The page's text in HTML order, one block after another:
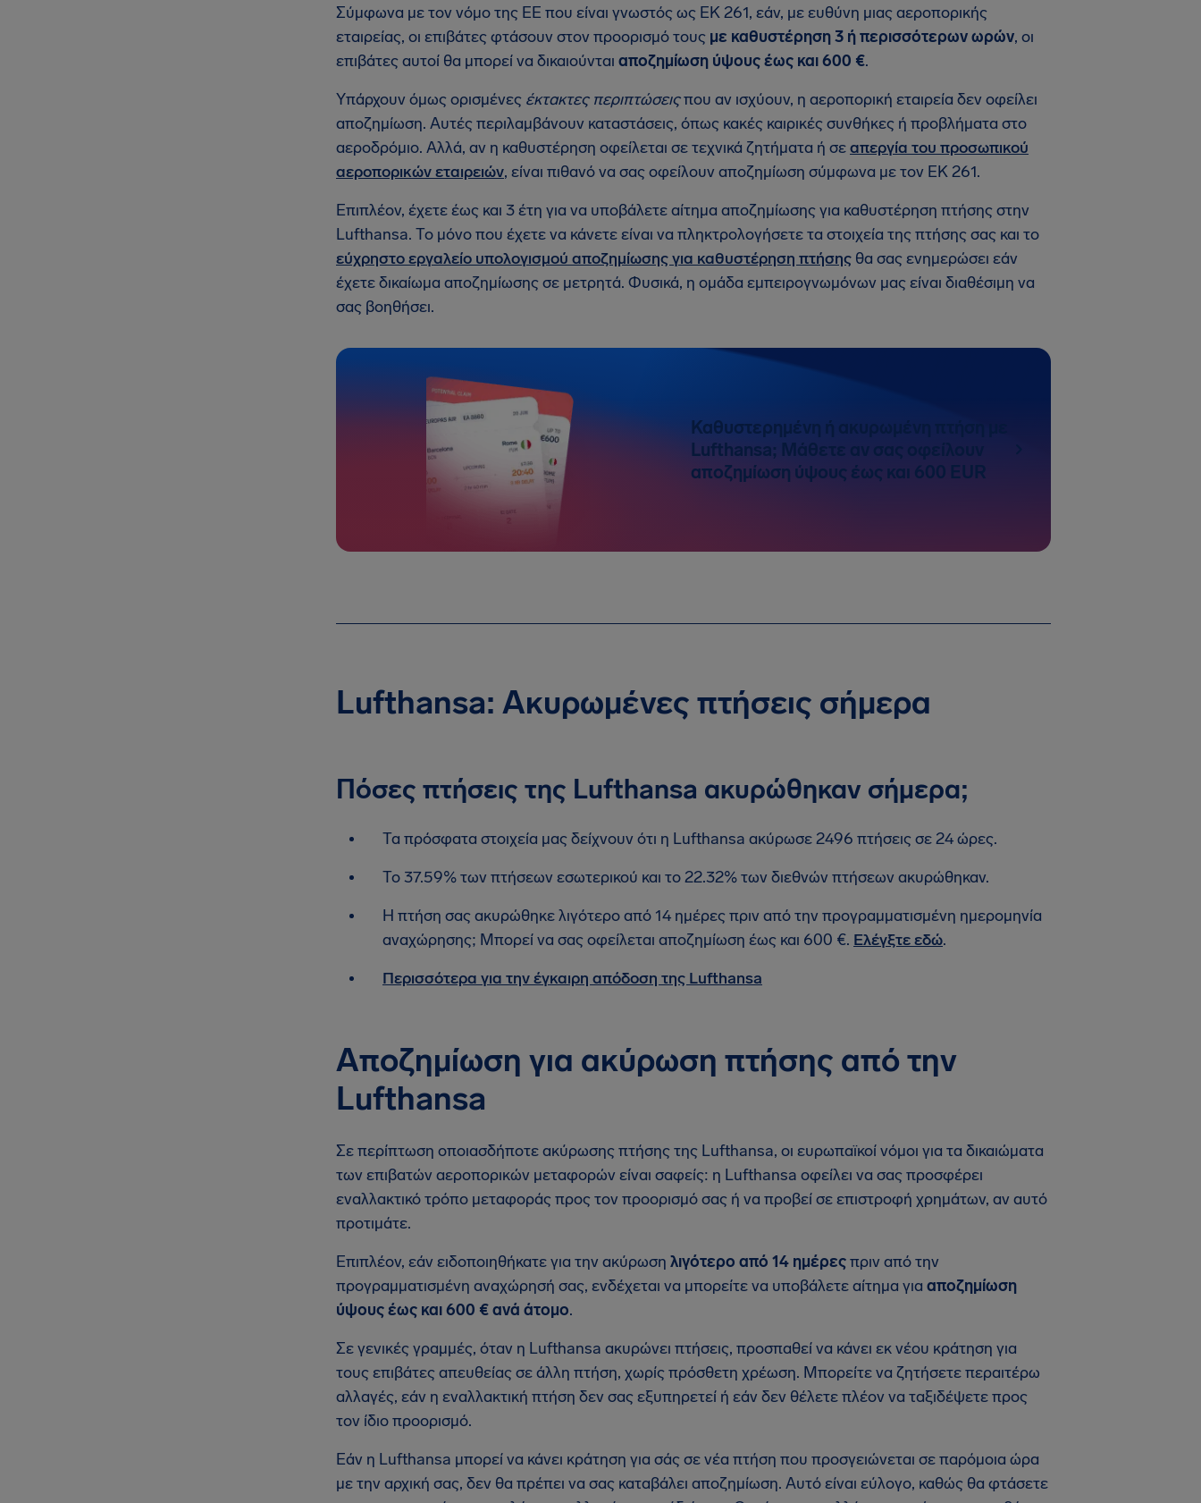
Σύμφωνα με τον νόμο της ΕΕ που είναι γνωστός ως ΕΚ 261, εάν, με ευθύνη μιας αεροπορικής
εταιρείας, οι επιβάτες φτάσουν στον προορισμό τους με καθυστέρηση 3 ή περισσότερων ωρών, οι
επιβάτες αυτοί θα μπορεί να δικαιούνται αποζημίωση ύψους έως και 600 €.
Υπάρχουν όμως ορισμένες έκτακτες περιπτώσειςπου αν ισχύουν, η αεροπορική εταιρεία δεν οφείλει
αποζημίωση. Αυτές περιλαμβάνουν καταστάσεις, όπως κακές καιρικές συνθήκες ή προβλήματα στο
αεροδρόμιο. Αλλά, αν η καθυστέρηση οφείλεται σε τεχνικά ζητήματα ή σεαπεργία του προσωπικού
αεροπορικών εταιρειών, είναι πιθανό να σας οφείλουν αποζημίωση σύμφωνα με τον ΕΚ 261.
Επιπλέον, έχετε έως και 3 έτη για να υποβάλετε αίτημα αποζημίωσης για καθυστέρηση πτήσης στην
Lufthansa. Το μόνο που έχετε να κάνετε είναι να πληκτρολογήσετε τα στοιχεία της πτήσης σας και το
εύχρηστο εργαλείο υπολογισμού αποζημίωσης για καθυστέρηση πτήσης θα σας ενημερώσει εάν
έχετε δικαίωμα αποζημίωσης σε μετρητά. Φυσικά, η ομάδα εμπειρογνωμόνων μας είναι διαθέσιμη να
σας βοηθήσει.
Καθυστερημένη ή ακυρωμένη πτήση με
Lufthansa; Μάθετε αν σας οφείλουν
αποζημίωση ύψους έως και 600 EUR
Lufthansa: Ακυρωμένες πτήσεις σήμερα
Πόσες πτήσεις της Lufthansa ακυρώθηκαν σήμερα;
Τα πρόσφατα στοιχεία μας δείχνουν ότι η Lufthansa ακύρωσε 2496 πτήσεις σε 24 ώρες.
Το 37.59% των πτήσεων εσωτερικού και το 22.32% των διεθνών πτήσεων ακυρώθηκαν.
Η πτήση σας ακυρώθηκε λιγότερο από 14 ημέρες πριν από την προγραμματισμένη ημερομηνία
αναχώρησης; Μπορεί να σας οφείλεται αποζημίωση έως και 600 €. Ελέγξτε εδώ.
Περισσότερα για την έγκαιρη απόδοση της Lufthansa
Αποζημίωση για ακύρωση πτήσης από την
Lufthansa
Σε περίπτωση οποιασδήποτε ακύρωσης πτήσης της Lufthansa, οι ευρωπαϊκοί νόμοι για τα δικαιώματα
των επιβατών αεροπορικών μεταφορών είναι σαφείς: η Lufthansa οφείλει να σας προσφέρει
εναλλακτικό τρόπο μεταφοράς προς τον προορισμό σας ή να προβεί σε επιστροφή χρημάτων, αν αυτό
προτιμάτε.
Επιπλέον, εάν ειδοποιηθήκατε για την ακύρωση λιγότερο από 14 ημέρεςπριν από την
προγραμματισμένη αναχώρησή σας, ενδέχεται να μπορείτε να υποβάλετε αίτημα για αποζημίωση
ύψους έως και 600 € ανά άτομο.
Σε γενικές γραμμές, όταν η Lufthansa ακυρώνει πτήσεις, προσπαθεί να κάνει εκ νέου κράτηση για
τους επιβάτες απευθείας σε άλλη πτήση, χωρίς πρόσθετη χρέωση. Μπορείτε να ζητήσετε περαιτέρω
αλλαγές, εάν η εναλλακτική πτήση δεν σας εξυπηρετεί ή εάν δεν θέλετε πλέον να ταξιδέψετε προς
τον ίδιο προορισμό.
Εάν η Lufthansa μπορεί να κάνει κράτηση για σάς σε νέα πτήση που προσγειώνεται σε παρόμοια ώρα
με την αρχική σας, δεν θα πρέπει να σας καταβάλει αποζημίωση. Αυτό είναι εύλογο, καθώς θα φτάσετε